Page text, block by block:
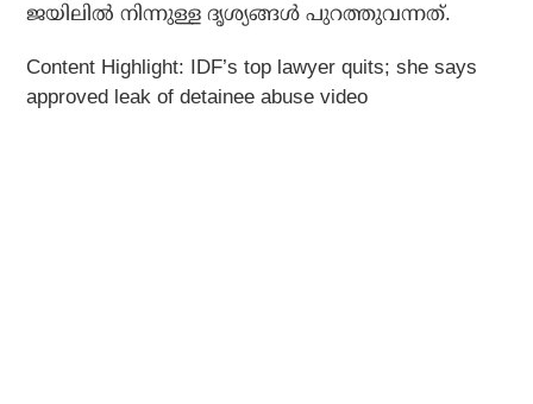
ജയിലില്‍ നിന്നുള്ള ദൃശ്യങ്ങള്‍ പുറത്തുവന്നത്.
Content Highlight: IDF’s top lawyer quits; she says
approved leak of detainee abuse video